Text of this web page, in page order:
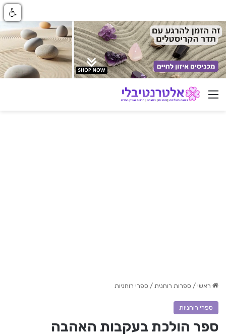
ניווט באתר
ראשי / ספרות רוחנית / ספרי רוחניות
ספרי רוחניות
ספר הולכת בעקבות האהבה